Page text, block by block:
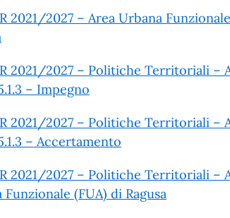
2021/2027 – Area Urbana
2021/2027 – Politiche Territoriali –
– Impegno
2021/2027 – Politiche Territoriali –
– Accertamento
2021/2027 – Politiche Territoriali
Funzionale (FUA) di Ragusa